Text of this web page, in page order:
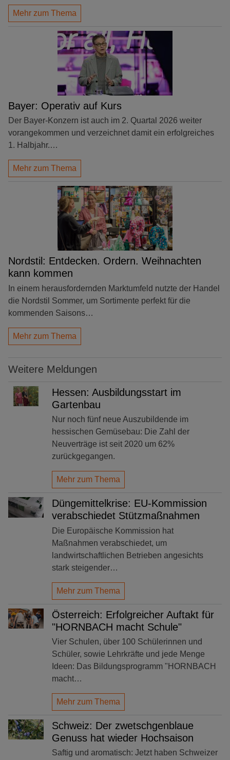
Mehr zum Thema
Bayer: Operativ auf Kurs
Der Bayer-Konzern ist auch im 2. Quartal 2026 weiter
vorangekommen und verzeichnet damit ein erfolgreiches
1. Halbjahr.…
Mehr zum Thema
Nordstil: Entdecken. Ordern. Weihnachten
kann kommen
In einem herausfordernden Marktumfeld nutzte der Handel
die Nordstil Sommer, um Sortimente perfekt für die
kommenden Saisons…
Mehr zum Thema
Weitere Meldungen
Hessen: Ausbildungsstart im
Gartenbau
Nur noch fünf neue Auszubildende im
hessischen Gemüsebau: Die Zahl der
Neuverträge ist seit 2020 um 62%
zurückgegangen.
Mehr zum Thema
Düngemittelkrise: EU-Kommission
verabschiedet Stützmaßnahmen
Die Europäische Kommission hat
Maßnahmen verabschiedet, um
landwirtschaftlichen Betrieben angesichts
stark steigender…
Mehr zum Thema
Österreich: Erfolgreicher Auftakt für
"HORNBACH macht Schule"
Vier Schulen, über 100 Schülerinnen und
Schüler, sowie Lehrkräfte und jede Menge
Ideen: Das Bildungsprogramm "HORNBACH
macht…
Mehr zum Thema
Schweiz: Der zwetschgenblaue
Genuss hat wieder Hochsaison
Saftig und aromatisch: Jetzt haben Schweizer